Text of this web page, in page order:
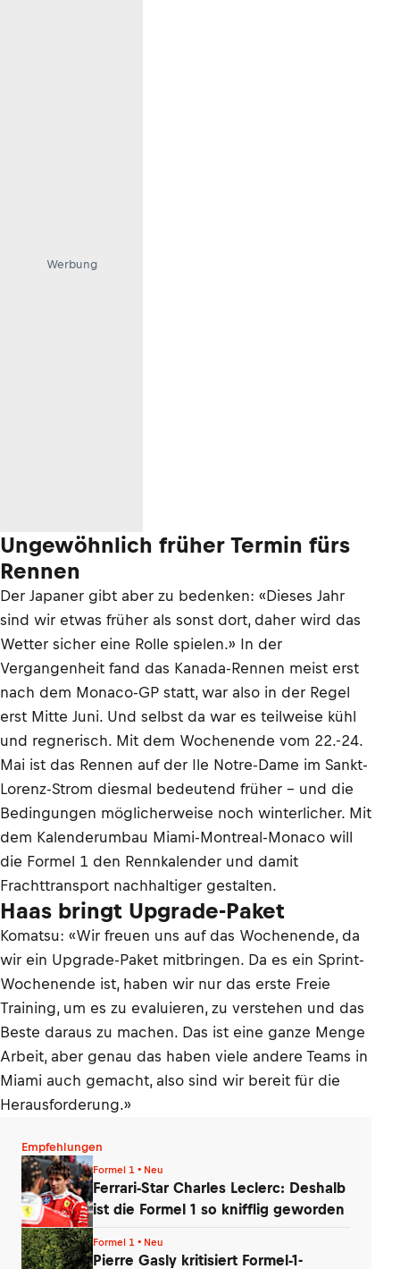
Werbung
Ungewöhnlich früher Termin fürs
Rennen
Der Japaner gibt aber zu bedenken: «Dieses Jahr
sind wir etwas früher als sonst dort, daher wird das
Wetter sicher eine Rolle spielen.» In der
Vergangenheit fand das Kanada-Rennen meist erst
nach dem Monaco-GP statt, war also in der Regel
erst Mitte Juni. Und selbst da war es teilweise kühl
und regnerisch. Mit dem Wochenende vom 22.-24.
Mai ist das Rennen auf der Ile Notre-Dame im Sankt-
Lorenz-Strom diesmal bedeutend früher – und die
Bedingungen möglicherweise noch winterlicher. Mit
dem Kalenderumbau Miami-Montreal-Monaco will
die Formel 1 den Rennkalender und damit
Frachttransport nachhaltiger gestalten.
Haas bringt Upgrade-Paket
Komatsu: «Wir freuen uns auf das Wochenende, da
wir ein Upgrade-Paket mitbringen. Da es ein Sprint-
Wochenende ist, haben wir nur das erste Freie
Training, um es zu evaluieren, zu verstehen und das
Beste daraus zu machen. Das ist eine ganze Menge
Arbeit, aber genau das haben viele andere Teams in
Miami auch gemacht, also sind wir bereit für die
Herausforderung.»
Empfehlungen
Formel 1 • Neu
Ferrari-Star Charles Leclerc: Deshalb
ist die Formel 1 so knifflig geworden
Formel 1 • Neu
Pierre Gasly kritisiert Formel-1-